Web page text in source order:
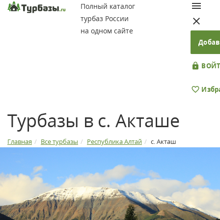
Полный каталог
турбаз России
на одном сайте
Турбазы в с. Акташе
Главная Все турбазы Республика Алтай с. Акташ